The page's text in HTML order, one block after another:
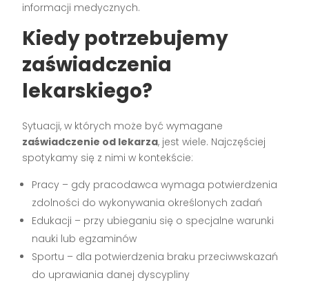
informacji medycznych.
Kiedy potrzebujemy
zaświadczenia
lekarskiego?
Sytuacji, w których może być wymagane
zaświadczenie od lekarza, jest wiele. Najczęściej
spotykamy się z nimi w kontekście:
Pracy – gdy pracodawca wymaga potwierdzenia
zdolności do wykonywania określonych zadań
Edukacji – przy ubieganiu się o specjalne warunki
nauki lub egzaminów
Sportu – dla potwierdzenia braku przeciwwskazań
do uprawiania danej dyscypliny